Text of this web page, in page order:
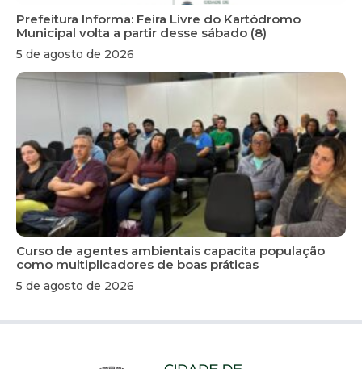
Prefeitura Informa: Feira Livre do Kartódromo
Municipal volta a partir desse sábado (8)
5 de agosto de 2026
Curso de agentes ambientais capacita população
como multiplicadores de boas práticas
5 de agosto de 2026